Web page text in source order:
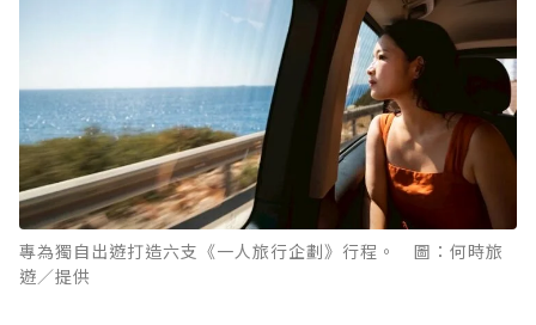
專為獨自出遊打造六支《一人旅行企劃》行程。 圖：何時旅
遊／提供